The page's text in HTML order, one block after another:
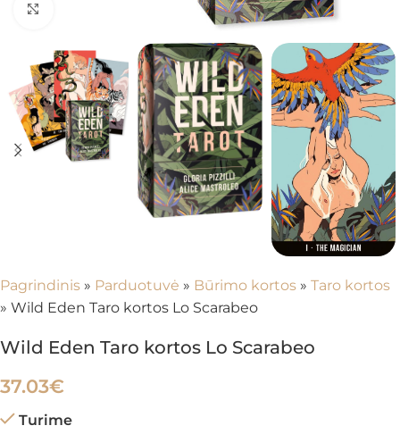
Spustelėkite, kad padidintumėte
Pagrindinis » Parduotuvė » Būrimo kortos » Taro kortos
» Wild Eden Taro kortos Lo Scarabeo
Wild Eden Taro kortos Lo Scarabeo
37.03€
Turime